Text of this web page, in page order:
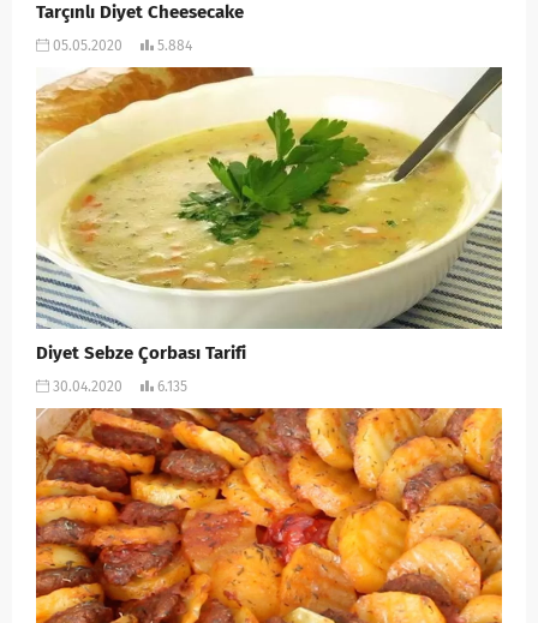
Tarçınlı Diyet Cheesecake
05.05.2020 5.884
Diyet Sebze Çorbası Tarifi
30.04.2020 6.135